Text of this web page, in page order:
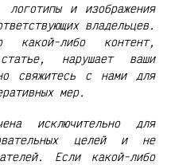
логотипы и изображения
владельцев.
либо контент,
нарушает ваши
свяжитесь с нами для
мер.
исключительно для
целей и не
Если какой-либо